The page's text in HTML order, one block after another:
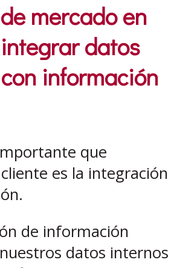
mercado en
datos
información
que
es la integración
de información
datos internos